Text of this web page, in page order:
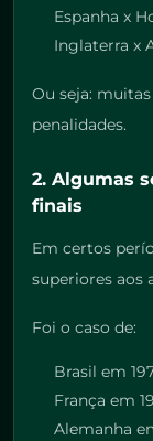
Espanha x
Inglaterra x
Ou seja:
penalidades.
2. Algumas
finais
Em certos
superiores aos
Foi o caso de:
Brasil em
França em
Alemanha